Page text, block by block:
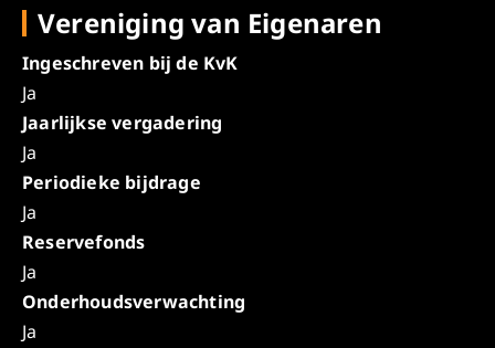
Vereniging van Eigenaren
Ingeschreven bij de KvK
Ja
Jaarlijkse vergadering
Ja
Periodieke bijdrage
Ja
Reservefonds
Ja
Onderhoudsverwachting
Ja